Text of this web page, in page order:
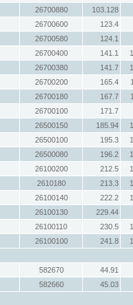
26700880
103.128
26700600
123.4
26700580
124.1
26700400 141.1
26700380 141.7
26700200 165.4
26700180 167.7
26700100
171.7
26500150 185.94
26500100 195.3
26500080 196.2
26100200 212.5
2610180 213.3
26100140 222.2
26100130
229.44
26100110 230.5
26100100 241.8
582670
44.91
582660
45.03